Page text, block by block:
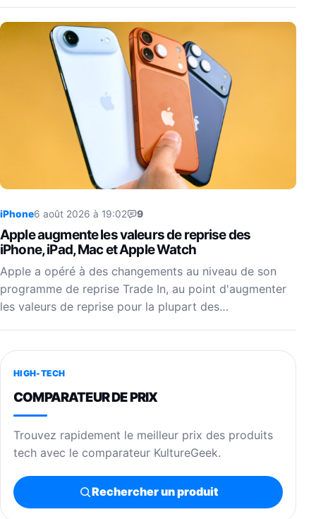
iPhone6 août 2026 à 19:02 9
Apple augmente les valeurs de reprise des
iPhone, iPad, Mac et Apple Watch
Apple a opéré à des changements au niveau de son
programme de reprise Trade In, au point d'augmenter
les valeurs de reprise pour la plupart des…
HIGH-TECH
COMPARATEUR DE PRIX
Trouvez rapidement le meilleur prix des produits
tech avec le comparateur KultureGeek.
Rechercher un produit